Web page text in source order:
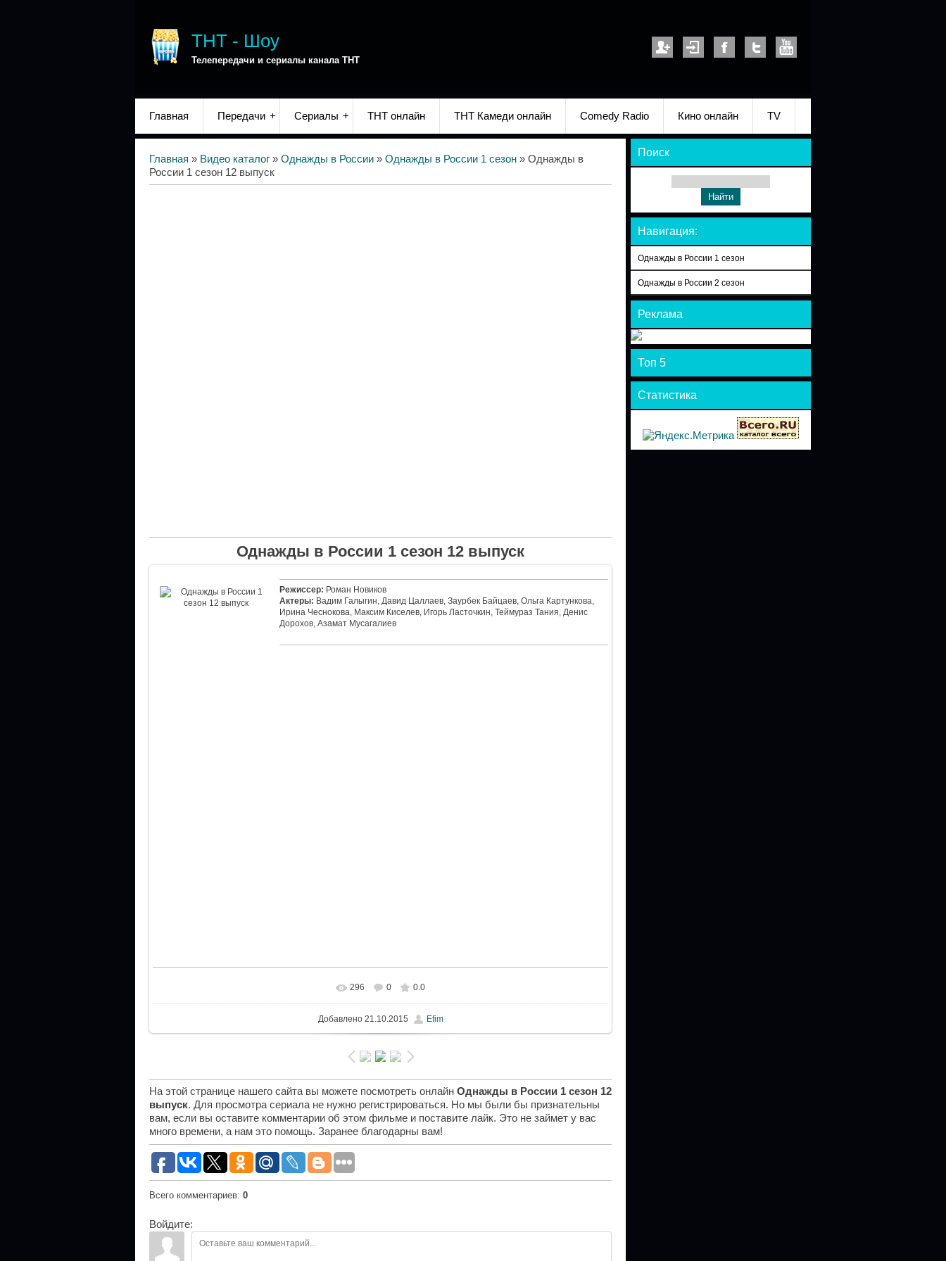
ТНТ - Шоу
Телепередачи и сериалы канала ТНТ
Главная Передачи Сериалы ТНТ онлайн ТНТ Камеди онлайн Comedy Radio Кино онлайн TV
Главная » Видео каталог » Однажды в России » Однажды в России 1 сезон » Однажды в
России 1 сезон 12 выпуск
Однажды в России 1 сезон 12 выпуск
Режиссер: Роман Новиков
Актеры: Вадим Галыгин, Давид Цаллаев, Заурбек Байцаев, Ольга Картункова,
Ирина Чеснокова, Максим Киселев, Игорь Ласточкин, Теймураз Тания, Денис
Дорохов, Азамат Мусагалиев
296 0 0.0
Добавлено21.10.2015 Efim
На этой странице нашего сайта вы можете посмотреть онлайн Однажды в России 1 сезон 12
выпуск. Для просмотра сериала не нужно регистрироваться. Но мы были бы признательны
вам, если вы оставите комментарии об этом фильме и поставите лайк. Это не займет у вас
много времени, а нам это помощь. Заранее благодарны вам!
Всего комментариев: 0
Войдите:
Поиск
Навигация:
Однажды в России 1 сезон
Однажды в России 2 сезон
Реклама
Топ 5
Статистика